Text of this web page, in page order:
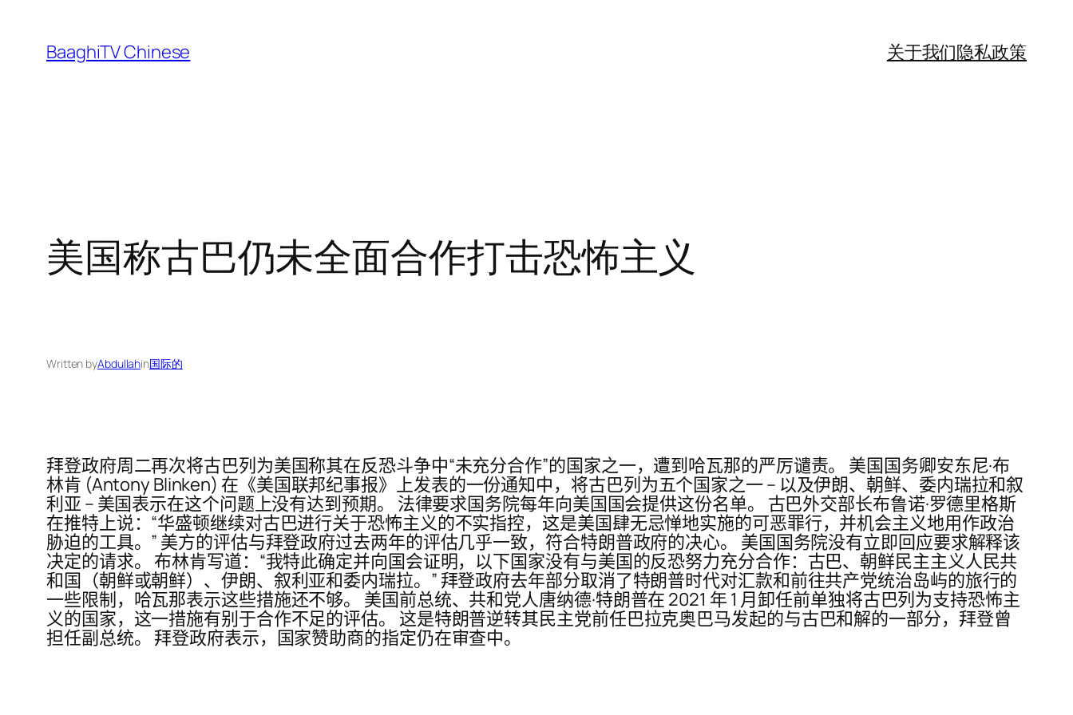
content
BaaghiTV Chinese 关于我们隐私政策
美国称古巴仍未全面合作打击恐怖主义
Written byAbdullahin国际的
拜登政府周二再次将古巴列为美国称其在反恐斗争中“未充分合作”的国家之一，遭到哈瓦那的严厉谴责。 美国国务卿安东尼·布
林肯 (Antony Blinken) 在《美国联邦纪事报》上发表的一份通知中，将古巴列为五个国家之一 – 以及伊朗、朝鲜、委内瑞拉和叙
利亚 – 美国表示在这个问题上没有达到预期。 法律要求国务院每年向美国国会提供这份名单。 古巴外交部长布鲁诺·罗德里格斯
在推特上说：“华盛顿继续对古巴进行关于恐怖主义的不实指控，这是美国肆无忌惮地实施的可恶罪行，并机会主义地用作政治
胁迫的工具。” 美方的评估与拜登政府过去两年的评估几乎一致，符合特朗普政府的决心。 美国国务院没有立即回应要求解释该
决定的请求。 布林肯写道：“我特此确定并向国会证明，以下国家没有与美国的反恐努力充分合作：古巴、朝鲜民主主义人民共
和国（朝鲜或朝鲜）、伊朗、叙利亚和委内瑞拉。” 拜登政府去年部分取消了特朗普时代对汇款和前往共产党统治岛屿的旅行的
一些限制，哈瓦那表示这些措施还不够。 美国前总统、共和党人唐纳德·特朗普在 2021 年 1 月卸任前单独将古巴列为支持恐怖主
义的国家，这一措施有别于合作不足的评估。 这是特朗普逆转其民主党前任巴拉克奥巴马发起的与古巴和解的一部分，拜登曾
担任副总统。 拜登政府表示，国家赞助商的指定仍在审查中。